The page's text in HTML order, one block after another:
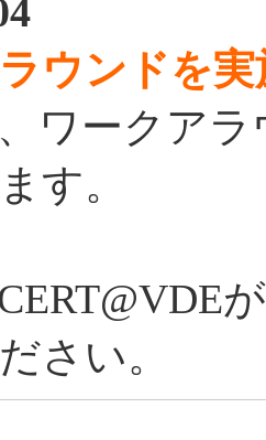
ウンドを
ワークア
す。
さい。